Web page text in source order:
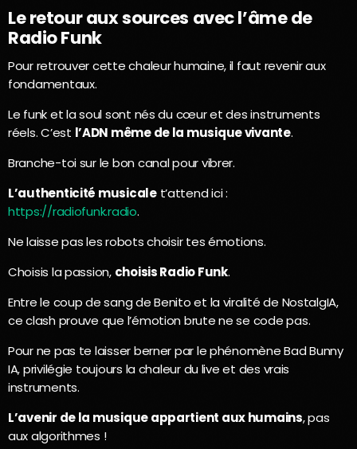
Le retour aux sources avec l’âme de
Radio Funk
Pour retrouver cette chaleur humaine, il faut revenir aux
fondamentaux.
Le funk et la soul sont nés du cœur et des instruments
réels. C’est l’ADN même de la musique vivante.
Branche-toi sur le bon canal pour vibrer.
L’authenticité musicalet’attend ici :
https://radiofunk.radio.
Ne laisse pas les robots choisir tes émotions.
Choisis la passion, choisis Radio Funk.
Entre le coup de sang de Benito et la viralité de NostalgIA,
ce clash prouve que l’émotion brute ne se code pas.
Pour ne pas te laisser berner par le phénomène Bad Bunny
IA, privilégie toujours la chaleur du live et des vrais
instruments.
L’avenir de la musique appartient aux humains, pas
aux algorithmes !